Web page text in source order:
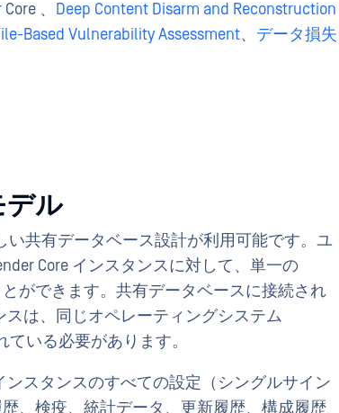
、 Deep Content Disarm and Reconstruction
Based Vulnerability Assessment、 データ損失
デル
い共有データベース設計が利用可能です。ユ
Core インスタンスに対して、単一の
ができます。共有データベースに接続され
スは、同じオペレーティングシステム
ている必要があります。
ンスタンスのすべての設定（シングルサイン
、検疫、統計データ、更新履歴、構成履歴